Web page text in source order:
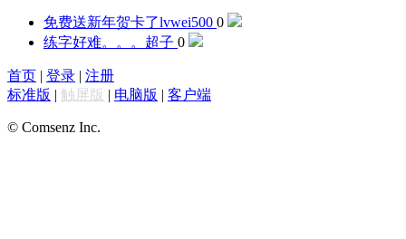
免费送新年贺卡了lvwei500 0
练字好难。。。 超子 0
首页 | 登录 | 注册
标准版 | 触屏版 | 电脑版 | 客户端
© Comsenz Inc.